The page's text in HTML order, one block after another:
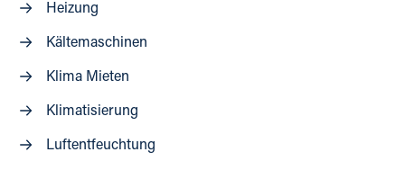
Heizung
Kältemaschinen
Klima Mieten
Klimatisierung
Luftentfeuchtung